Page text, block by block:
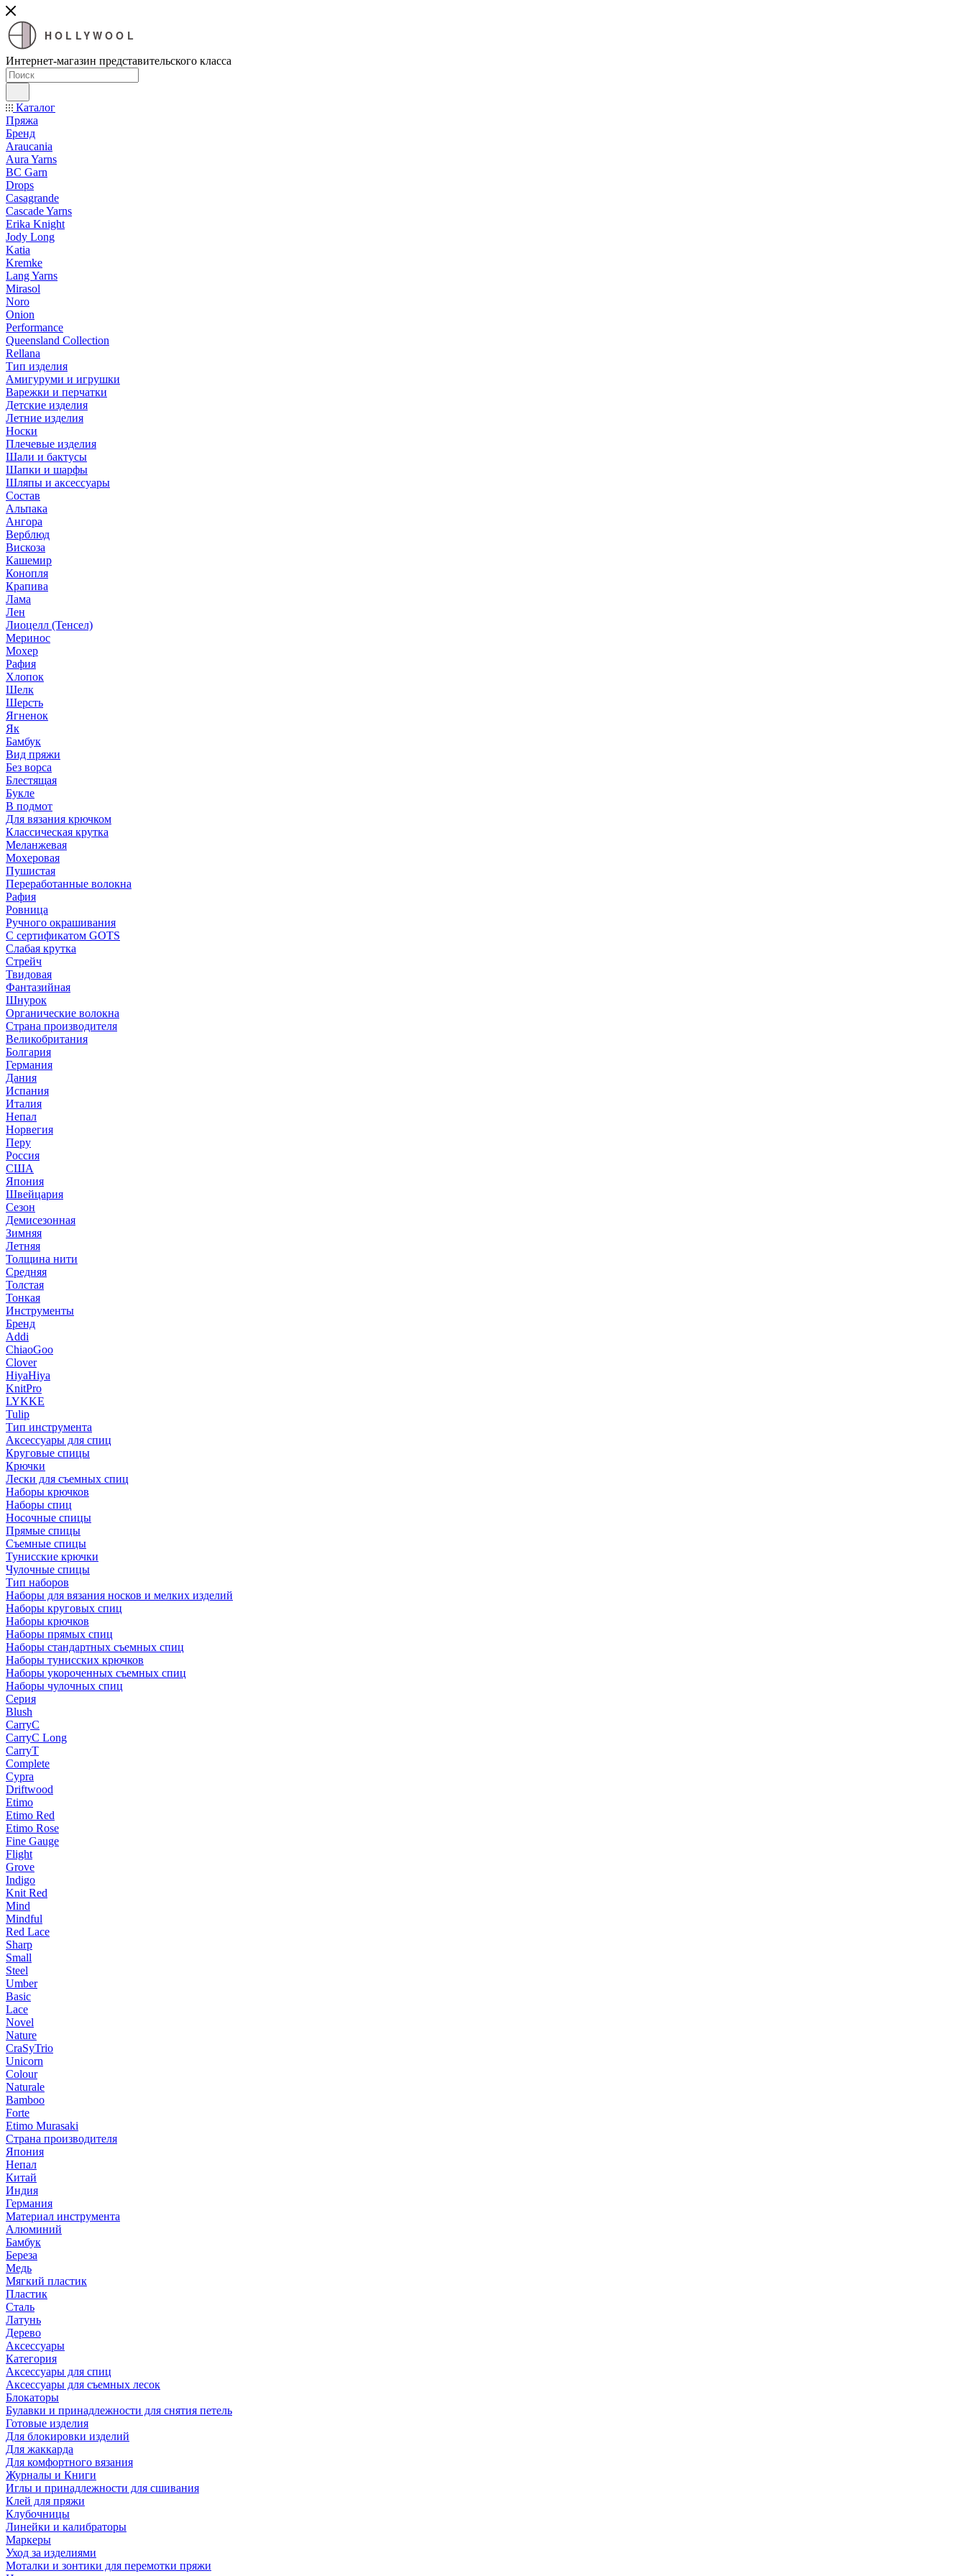
HOLLYWOOL
Интернет-магазин представительского класса
Каталог
Пряжа
Бренд
Araucania
Aura Yarns
BC Garn
Drops
Casagrande
Cascade Yarns
Erika Knight
Jody Long
Katia
Kremke
Lang Yarns
Mirasol
Noro
Onion
Performance
Queensland Collection
Rellana
Тип изделия
Амигуруми и игрушки
Варежки и перчатки
Детские изделия
Летние изделия
Носки
Плечевые изделия
Шали и бактусы
Шапки и шарфы
Шляпы и аксессуары
Состав
Альпака
Ангора
Верблюд
Вискоза
Кашемир
Конопля
Крапива
Лама
Лен
Лиоцелл (Тенсел)
Меринос
Мохер
Рафия
Хлопок
Шелк
Шерсть
Ягненок
Як
Бамбук
Вид пряжи
Без ворса
Блестящая
Букле
В подмот
Для вязания крючком
Классическая крутка
Меланжевая
Мохеровая
Пушистая
Переработанные волокна
Рафия
Ровница
Ручного окрашивания
С сертификатом GOTS
Слабая крутка
Стрейч
Твидовая
Фантазийная
Шнурок
Органические волокна
Страна производителя
Великобритания
Болгария
Германия
Дания
Испания
Италия
Непал
Норвегия
Перу
Россия
США
Япония
Швейцария
Сезон
Демисезонная
Зимняя
Летняя
Толщина нити
Средняя
Толстая
Тонкая
Инструменты
Бренд
Addi
ChiaoGoo
Clover
HiyaHiya
KnitPro
LYKKE
Tulip
Тип инструмента
Аксессуары для спиц
Круговые спицы
Крючки
Лески для съемных спиц
Наборы крючков
Наборы спиц
Носочные спицы
Прямые спицы
Съемные спицы
Тунисские крючки
Чулочные спицы
Тип наборов
Наборы для вязания носков и мелких изделий
Наборы круговых спиц
Наборы крючков
Наборы прямых спиц
Наборы стандартных съемных спиц
Наборы тунисских крючков
Наборы укороченных съемных спиц
Наборы чулочных спиц
Серия
Blush
CarryC
CarryC Long
CarryT
Complete
Cypra
Driftwood
Etimo
Etimo Red
Etimo Rose
Fine Gauge
Flight
Grove
Indigo
Knit Red
Mind
Mindful
Red Lace
Sharp
Small
Steel
Umber
Basic
Lace
Novel
Nature
CraSyTrio
Unicorn
Colour
Naturale
Bamboo
Forte
Etimo Murasaki
Страна производителя
Япония
Непал
Китай
Индия
Германия
Материал инструмента
Алюминий
Бамбук
Береза
Медь
Мягкий пластик
Пластик
Сталь
Латунь
Дерево
Аксессуары
Категория
Аксессуары для спиц
Аксессуары для съемных лесок
Блокаторы
Булавки и принадлежности для снятия петель
Готовые изделия
Для блокировки изделий
Для жаккарда
Для комфортного вязания
Журналы и Книги
Иглы и принадлежности для сшивания
Клей для пряжи
Клубочницы
Линейки и калибраторы
Маркеры
Уход за изделиями
Моталки и зонтики для перемотки пряжи